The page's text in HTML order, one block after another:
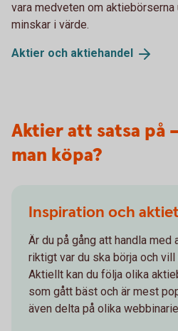
vara medveten om aktiebörserna
minskar i värde.
Aktier och aktiehandel
Aktier att satsa på
man köpa?
Inspiration och
Är du på gång att handla med
riktigt var du ska börja och
Aktiellt kan du följa olika
som gått bäst och är mest
även delta på olika